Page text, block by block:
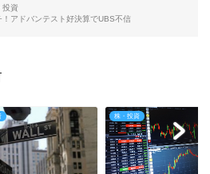
投資
！アドバンテスト好決算でUBS不信
株・投資